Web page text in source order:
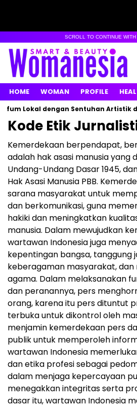
SCROLL TO CONTINUE
HOME WOMAN PROFILE
Lokal dengan Sentuhan Artistik
Kode Etik
Kemerdekaan berpendapat,
adalah hak asasi manusia yang
Undang-Undang Dasar 1945,
Hak Asasi Manusia PBB.
sarana masyarakat untuk
dan berkomunikasi, guna
hakiki dan meningkatkan
manusia. Dalam mewujudkan
wartawan Indonesia juga
kepentingan bangsa, tanggung
keberagaman masyarakat,
agama. Dalam melaksanakan
dan peranannya, pers
orang, karena itu pers dituntut
terbuka untuk dikontrol oleh
menjamin kemerdekaan pers
publik untuk memperoleh
wartawan Indonesia
dan etika profesi sebagai
dalam menjaga kepercayaan
menegakkan integritas serta
dasar itu, wartawan Indonesia